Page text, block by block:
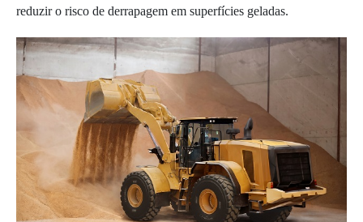
reduzir o risco de derrapagem em superfícies geladas.